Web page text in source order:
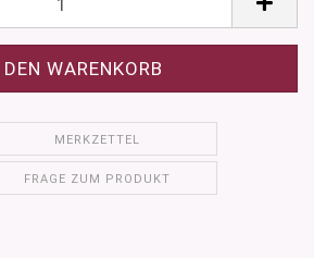
MERKZETTEL
FRAGE ZUM PRODUKT